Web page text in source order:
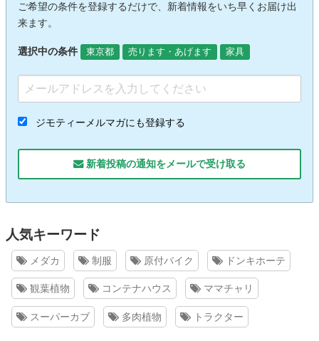
ご希望の条件を登録するだけで、新着情報をいち早くお届け出
来ます。
選択中の条件 東京都 売ります・あげます 家具
ジモティーメルマガにも登録する
新着投稿の通知をメールで受け取る
人気キーワード
メダカ 制服 原付バイク ドンキホーテ
観葉植物 コンテナハウス ママチャリ
スーパーカブ 多肉植物 トラクター